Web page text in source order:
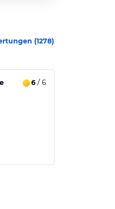
(1278)
6/ 6